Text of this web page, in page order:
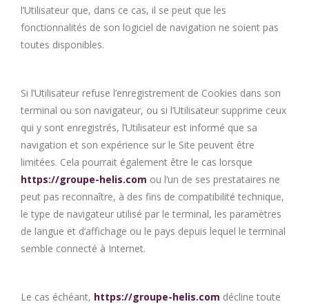
l’Utilisateur que, dans ce cas, il se peut que les
fonctionnalités de son logiciel de navigation ne soient pas
toutes disponibles.
Si l’Utilisateur refuse l’enregistrement de Cookies dans son
terminal ou son navigateur, ou si l’Utilisateur supprime ceux
qui y sont enregistrés, l’Utilisateur est informé que sa
navigation et son expérience sur le Site peuvent être
limitées. Cela pourrait également être le cas lorsque
https://groupe-helis.com ou l’un de ses prestataires ne
peut pas reconnaître, à des fins de compatibilité technique,
le type de navigateur utilisé par le terminal, les paramètres
de langue et d’affichage ou le pays depuis lequel le terminal
semble connecté à Internet.
Le cas échéant, https://groupe-helis.com décline toute